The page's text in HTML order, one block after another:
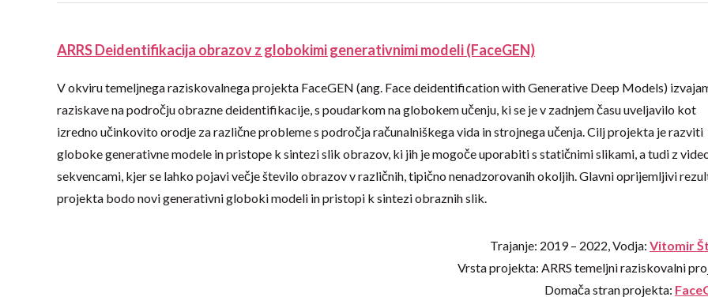
ARRS Deidentifikacija obrazov z globokimi generativnimi modeli (FaceGEN)
V okviru temeljnega raziskovalnega projekta FaceGEN (ang. Face deidentification with Generative Deep Models)
raziskave na področju obrazne deidentifikacije, s poudarkom na globokem učenju, ki se je v zadnjem času uveljavilo kot
izredno učinkovito orodje za različne probleme s področja računalniškega vida in strojnega učenja. Cilj projekta je razviti
globoke generativne modele in pristope k sintezi slik obrazov, ki jih je mogoče uporabiti s statičnimi slikami, a tudi z
sekvencami, kjer se lahko pojavi večje število obrazov v različnih, tipično nenadzorovanih okoljih. Glavni oprijemljivi
projekta bodo novi generativni globoki modeli in pristopi k sintezi obraznih slik.
Trajanje: 2019 – 2022, Vodja: Vitomir
Vrsta projekta: ARRS temeljni raziskovalni
Domača stran projekta: